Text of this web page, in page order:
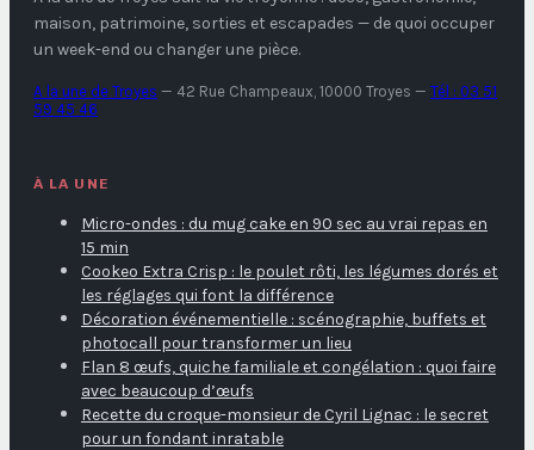
maison, patrimoine, sorties et escapades — de quoi occuper
un week-end ou changer une pièce.
A la une de Troyes — 42 Rue Champeaux, 10000 Troyes — Tél : 03 51
59 45 46
À LA UNE
Micro-ondes : du mug cake en 90 sec au vrai repas en
15 min
Cookeo Extra Crisp : le poulet rôti, les légumes dorés et
les réglages qui font la différence
Décoration événementielle : scénographie, buffets et
photocall pour transformer un lieu
Flan 8 œufs, quiche familiale et congélation : quoi faire
avec beaucoup d’œufs
Recette du croque-monsieur de Cyril Lignac : le secret
pour un fondant inratable